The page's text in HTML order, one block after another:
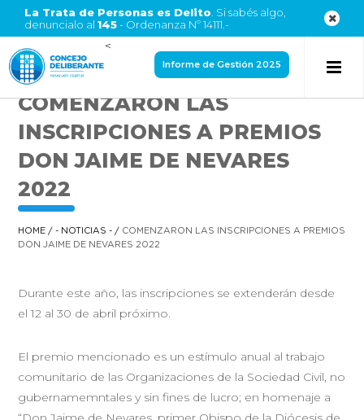
La Trata de Personas es Delito . Si sabés algo,
denuncialo al 145- Ordenanza Nº 14111.-
<
Informe de Gestión 2025
COMENZARON LAS
INSCRIPCIONES A PREMIOS
DON JAIME DE NEVARES
2022
HOME /- NOTICIAS - / COMENZARON LAS INSCRIPCIONES A PREMIOS
DON JAIME DE NEVARES 2022
Durante este año, las inscripciones se extenderán desde
el 12 al 30 de abril próximo.
El premio mencionado es un estímulo anual al trabajo
comunitario de las Organizaciones de la Sociedad Civil, no
gubernamemntales y sin fines de lucro; en homenaje a